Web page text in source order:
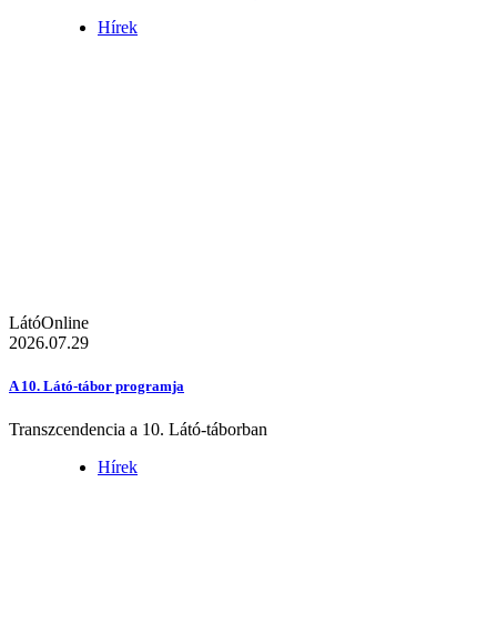
Hírek
LátóOnline
2026.07.29
A 10. Látó-tábor programja
Transzcendencia a 10. Látó-táborban
Hírek